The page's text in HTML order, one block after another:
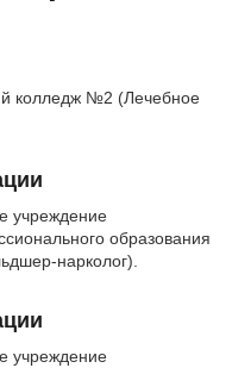
колледж №2 (Лечебное
учреждение
образования
нарколог).
учреждение